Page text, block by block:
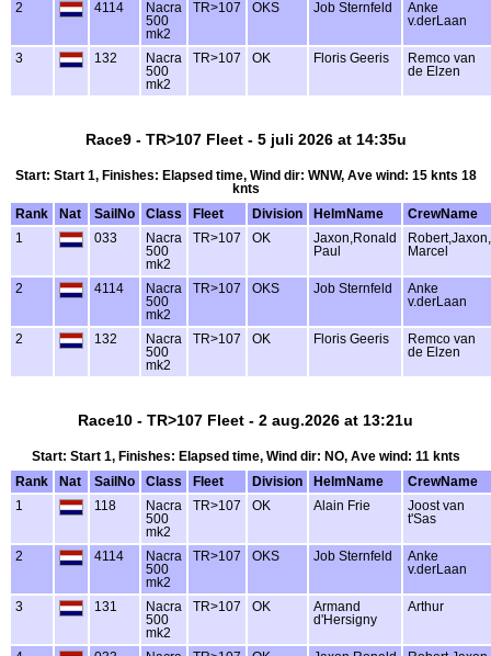
2 4114
Nacra
500
mk2
TR>107 OKS Job Sternfeld
Anke
v.derLaan
3 132
Nacra
500
mk2
TR>107 OK Floris Geeris
Remco van
de Elzen
Race9 - TR>107 Fleet - 5 juli 2026 at 14:35u
Start: Start 1, Finishes: Elapsed time, Wind dir: WNW, Ave wind: 15 knts 18
knts
Rank
Nat SailNo Class Fleet Division HelmName
CrewName
1
033
Nacra
500
mk2
TR>107 OK
Jaxon,Ronald
Paul
Robert,Jaxon,
Marcel
2 4114
Nacra
500
mk2
TR>107 OKS Job Sternfeld
Anke
v.derLaan
2 132
Nacra
500
mk2
TR>107 OK Floris Geeris
Remco van
de Elzen
Race10 - TR>107 Fleet - 2 aug.2026 at 13:21u
Start: Start 1, Finishes: Elapsed time, Wind dir: NO, Ave wind: 11 knts
Rank
Nat SailNo Class Fleet Division HelmName
CrewName
1
118
Nacra
500
mk2
TR>107 OK Alain Frie
Joost van
t'Sas
2 4114
Nacra
500
mk2
TR>107 OKS Job Sternfeld
Anke
v.derLaan
3 131
Nacra
500
mk2
TR>107 OK
Armand
d'Hersigny
Arthur